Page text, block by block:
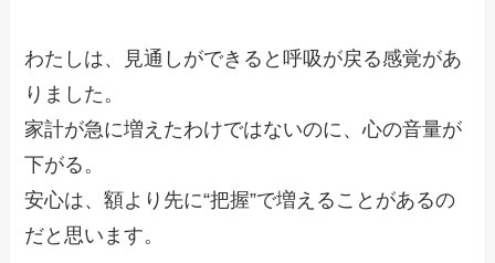
わたしは、見通しができると呼吸が戻る感覚があ
りました。
家計が急に増えたわけではないのに、心の音量が
下がる。
安心は、額より先に“把握”で増えることがあるの
だと思います。